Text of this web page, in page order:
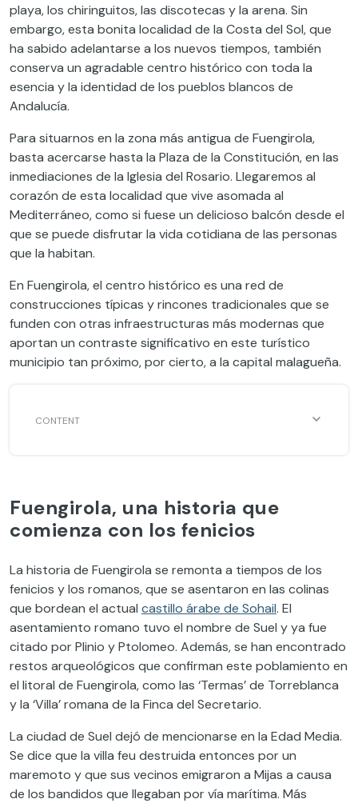
playa, los chiringuitos, las discotecas y la arena. Sin
embargo, esta bonita localidad de la Costa del Sol, que
ha sabido adelantarse a los nuevos tiempos, también
conserva un agradable centro histórico con toda la
esencia y la identidad de los pueblos blancos de
Andalucía.
Para situarnos en la zona más antigua de Fuengirola,
basta acercarse hasta la Plaza de la Constitución, en las
inmediaciones de la Iglesia del Rosario. Llegaremos al
corazón de esta localidad que vive asomada al
Mediterráneo, como si fuese un delicioso balcón desde el
que se puede disfrutar la vida cotidiana de las personas
que la habitan.
En Fuengirola, el centro histórico es una red de
construcciones típicas y rincones tradicionales que se
funden con otras infraestructuras más modernas que
aportan un contraste significativo en este turístico
municipio tan próximo, por cierto, a la capital malagueña.
Fuengirola, una historia que
comienza con los fenicios
La historia de Fuengirola se remonta a tiempos de los
fenicios y los romanos, que se asentaron en las colinas
que bordean el actual castillo árabe de Sohail. El
asentamiento romano tuvo el nombre de Suel y ya fue
citado por Plinio y Ptolomeo. Además, se han encontrado
restos arqueológicos que confirman este poblamiento en
el litoral de Fuengirola, como las ‘Termas’ de Torreblanca
y la ‘Villa’ romana de la Finca del Secretario.
La ciudad de Suel dejó de mencionarse en la Edad Media.
Se dice que la villa feu destruida entonces por un
maremoto y que sus vecinos emigraron a Mijas a causa
de los bandidos que llegaban por vía marítima. Más